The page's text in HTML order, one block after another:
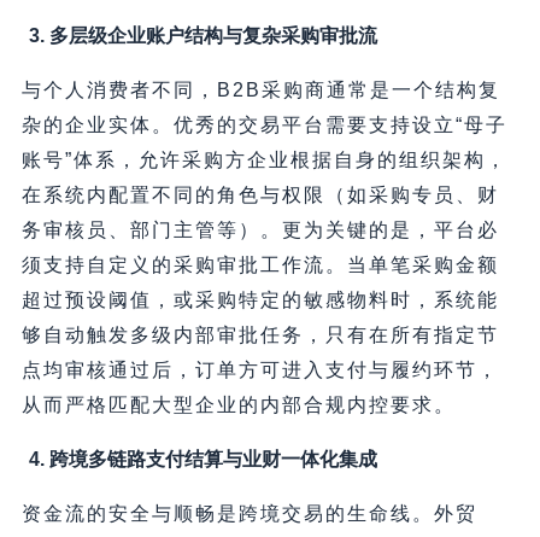
3. 多层级企业账户结构与复杂采购审批流
与个人消费者不同，B2B采购商通常是一个结构复
杂的企业实体。优秀的交易平台需要支持设立“母子
账号”体系，允许采购方企业根据自身的组织架构，
在系统内配置不同的角色与权限（如采购专员、财
务审核员、部门主管等）。更为关键的是，平台必
须支持自定义的采购审批工作流。当单笔采购金额
超过预设阈值，或采购特定的敏感物料时，系统能
够自动触发多级内部审批任务，只有在所有指定节
点均审核通过后，订单方可进入支付与履约环节，
从而严格匹配大型企业的内部合规内控要求。
4. 跨境多链路支付结算与业财一体化集成
资金流的安全与顺畅是跨境交易的生命线。外贸